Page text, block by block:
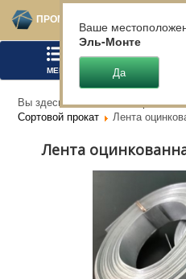
ПРОМТЕХСТАЛЬ
МЕНЮ
Вы здесь: Главная
Чёрный
Сортовой прокат
Лента
Лента
Ваше
Эль-Монте